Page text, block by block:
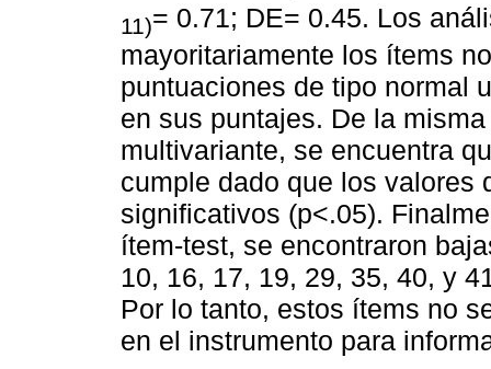
11)= 0.71; DE= 0.45. Los
mayoritariamente los ítems
puntuaciones de tipo normal
en sus puntajes. De la
multivariante, se encuentra
cumple dado que los valores
significativos (p<.05).
ítem-test, se encontraron
10, 16, 17, 19, 29, 35, 40, y
Por lo tanto, estos ítems no
en el instrumento para